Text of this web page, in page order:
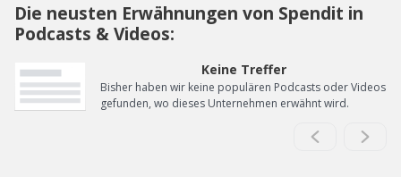
Die neusten Erwähnungen von Spendit in
Podcasts & Videos:
Keine Treffer
Bisher haben wir keine populären Podcasts oder Videos
gefunden, wo dieses Unternehmen erwähnt wird.